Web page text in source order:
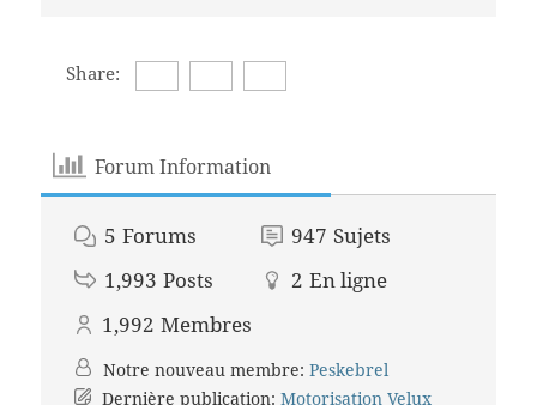
Share:
Forum Information
5 Forums 947 Sujets
1,993 Posts 2 En ligne
1,992 Membres
Notre nouveau membre:Peskebrel
Dernière publication:Motorisation Velux